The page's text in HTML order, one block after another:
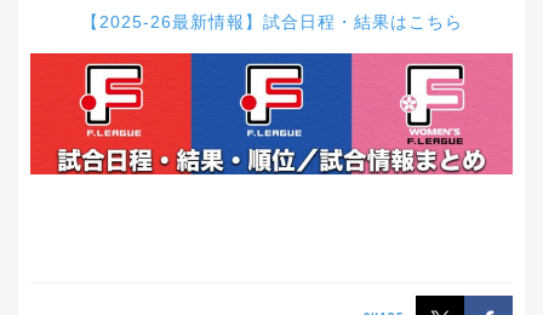
【2025-26最新情報】試合日程・結果はこちら